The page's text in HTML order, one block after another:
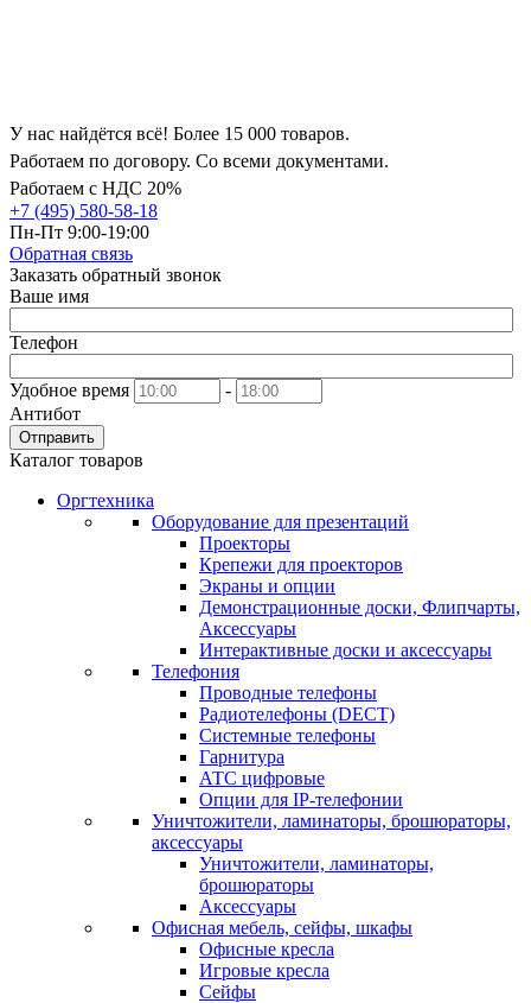
У нас найдётся всё! Более 15 000 товаров.
Работаем по договору. Со всеми документами.
Работаем с НДС 20%
+7 (495) 580-58-18
Пн-Пт 9:00-19:00
Обратная связь
Заказать обратный звонок
Ваше имя
Телефон
Удобное время
-
Антибот
Отправить
Каталог товаров
Оргтехника
Оборудование для презентаций
Проекторы
Крепежи для проекторов
Экраны и опции
Демонстрационные доски, Флипчарты,
Аксессуары
Интерактивные доски и аксессуары
Телефония
Проводные телефоны
Радиотелефоны (DECT)
Системные телефоны
Гарнитура
АТС цифровые
Опции для IP-телефонии
Уничтожители, ламинаторы, брошюраторы,
аксессуары
Уничтожители, ламинаторы,
брошюраторы
Аксессуары
Офисная мебель, сейфы, шкафы
Офисные кресла
Игровые кресла
Сейфы